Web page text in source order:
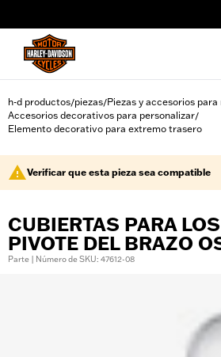
h-d productos/piezas/Piezas y accesorios
Accesorios decorativos para personalizar/
Elemento decorativo para extremo trasero
Verificar que esta pieza sea compatible
CUBIERTAS PARA
PIVOTE DEL BRAZO
Parte | Número de SKU: 47612-08